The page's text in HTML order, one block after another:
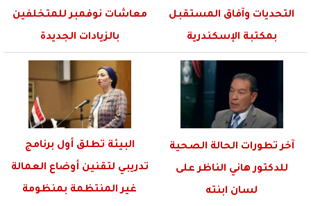
التحديات وآفاق المستقبل
بمكتبة الإسكندرية
معاشات نوفمبر للمتخلفين
بالزيادات الجديدة
آخر تطورات الحالة الصحية
للدكتور هاني الناظر على
لسان ابنته
البيئة تطلق أول برنامج
تدريبي لتقنين أوضاع العمالة
غير المنتظمة بمنظومة